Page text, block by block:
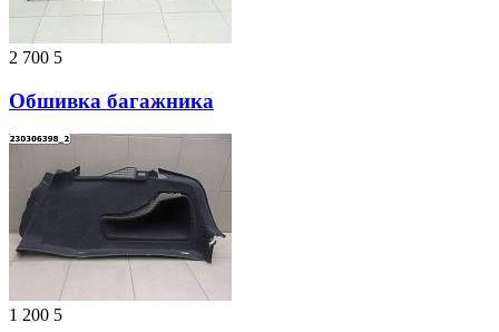
2 700 5
Обшивка багажника
1 200 5